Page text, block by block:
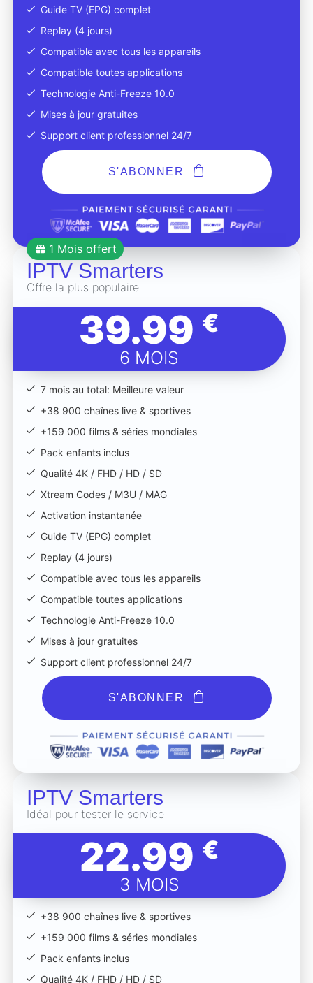
Guide TV (EPG) complet
Replay (4 jours)
Compatible avec tous les appareils
Compatible toutes applications
Technologie Anti-Freeze 10.0
Mises à jour gratuites
Support client professionnel 24/7
S'ABONNER
1 Mois offert
IPTV Smarters
Offre la plus populaire
39.99 €
6 MOIS
7 mois au total: Meilleure valeur
+38 900 chaînes live & sportives
+159 000 films & séries mondiales
Pack enfants inclus
Qualité 4K / FHD / HD / SD
Xtream Codes / M3U / MAG
Activation instantanée
Guide TV (EPG) complet
Replay (4 jours)
Compatible avec tous les appareils
Compatible toutes applications
Technologie Anti-Freeze 10.0
Mises à jour gratuites
Support client professionnel 24/7
S'ABONNER
IPTV Smarters
Idéal pour tester le service
22.99 €
3 MOIS
+38 900 chaînes live & sportives
+159 000 films & séries mondiales
Pack enfants inclus
Qualité 4K / FHD / HD / SD